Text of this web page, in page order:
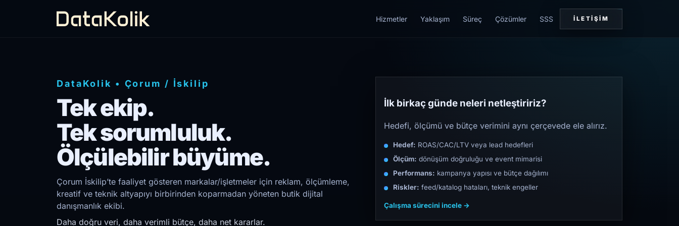
Hizmetler Yaklaşım Süreç Çözümler SSS İLETIŞIM
DataKolik • Çorum / İskilip
Tek ekip.
Tek sorumluluk.
Ölçülebilir büyüme.
Çorum İskilip’te faaliyet gösteren markalar/işletmeler için reklam, ölçümleme,
kreatif ve teknik altyapıyı birbirinden koparmadan yöneten butik dijital
danışmanlık ekibi.
Daha doğru veri, daha verimli bütçe, daha net kararlar.
İlk birkaç günde neleri netleştiririz?
Hedefi, ölçümü ve bütçe verimini aynı çerçevede ele alırız.
Hedef: ROAS/CAC/LTV veya lead hedefleri
Ölçüm: dönüşüm doğruluğu ve event mimarisi
Performans: kampanya yapısı ve bütçe dağılımı
Riskler: feed/katalog hataları, teknik engeller
Çalışma sürecini incele →